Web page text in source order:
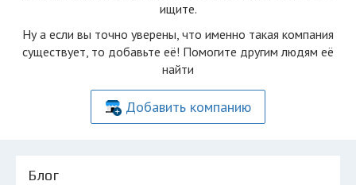
ищите.
Ну а если вы точно уверены, что именно такая компания
существует, то добавьте её! Помогите другим людям её
найти
Добавить компанию
Блог